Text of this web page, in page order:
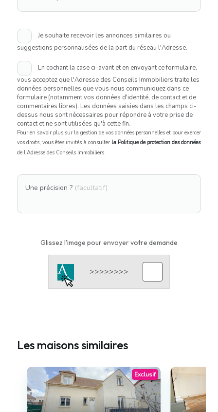
Je souhaite recevoir les annonces similaires ou
suggestions personnalisées de la part du réseau l'Adresse.
En cochant la case ci-avant et en envoyant ce formulaire,
vous acceptez que l'Adresse des Conseils Immobiliers traite les
données personnelles que vous nous communiquez dans ce
formulaire (notamment vos données d'identité, de contact et de
commentaires libres). Les données saisies dans les champs ci-
dessus nous sont nécessaires pour répondre à votre prise de
contact et ne sont utilisées qu'à cette fin.
Pour en savoir plus sur la gestion de vos données personnelles et pour exercer
vos droits, vous êtes invités à consulter la Politique de protection des données
de l'Adresse des Conseils Immobiliers.
Une précision ? (facultatif)
Glissez l'image pour envoyer votre demande
Les maisons similaires
Exclusif